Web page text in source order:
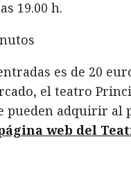
19.00 h.
es de 20
el teatro
pueden adquirir al
web del